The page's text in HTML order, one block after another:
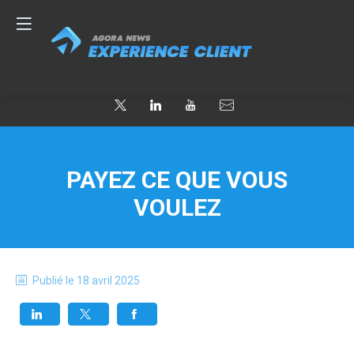
PAYEZ CE QUE VOUS
VOULEZ
Publié le 18 avril 2025